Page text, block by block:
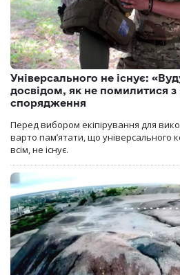
Універсального не існує:
досвідом, як не помилитися
спорядження
Перед вибором екіпірування для
варто пам’ятати, що універсального
всім, не існує.